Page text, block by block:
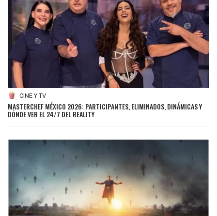
CINE Y TV
MASTERCHEF MÉXICO 2026: PARTICIPANTES, ELIMINADOS, DINÁMICAS Y
DÓNDE VER EL 24/7 DEL REALITY